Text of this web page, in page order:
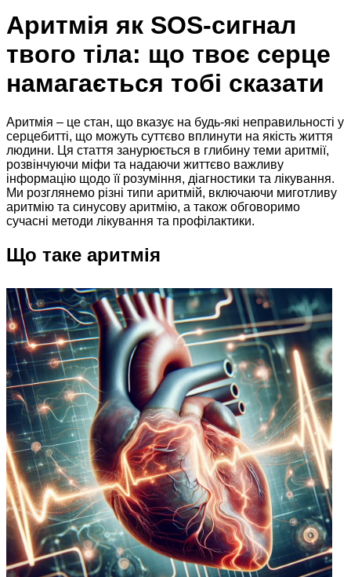
Аритмія як SOS-сигнал
твого тіла: що твоє серце
намагається тобі сказати
Аритмія – це стан, що вказує на будь-які неправильності у
серцебитті, що можуть суттєво вплинути на якість життя
людини. Ця стаття занурюється в глибину теми аритмії,
розвінчуючи міфи та надаючи життєво важливу
інформацію щодо її розуміння, діагностики та лікування.
Ми розглянемо різні типи аритмій, включаючи миготливу
аритмію та синусову аритмію, а також обговоримо
сучасні методи лікування та профілактики.
Що таке аритмія